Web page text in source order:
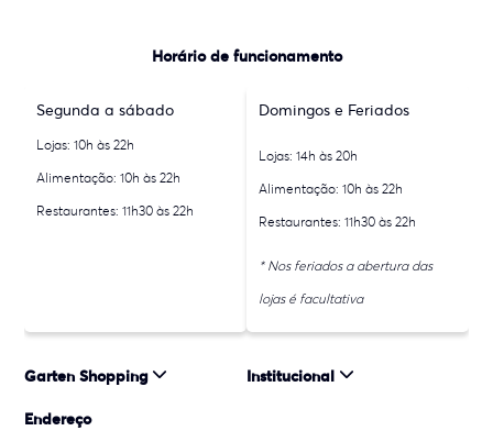
Horário de funcionamento
Segunda a sábado
Lojas: 10h às 22h
Alimentação: 10h às 22h
Restaurantes: 11h30 às 22h
Domingos e Feriados
Lojas: 14h às 20h
Alimentação: 10h às 22h
Restaurantes: 11h30 às 22h
* Nos feriados a abertura das
lojas é facultativa
Garten Shopping Institucional
Endereço